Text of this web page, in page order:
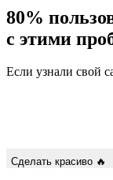
80%
с этими
Если узнали свой
Сделать красиво 🔥